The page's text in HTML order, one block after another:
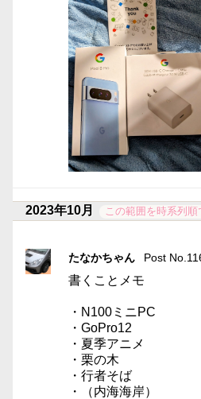
2023年10月 この範囲を時系列順
たなかちゃん Post
書くことメモ
・N100ミニPC
・GoPro12
・夏季アニメ
・栗の木
・行者そば
・（内海海岸）